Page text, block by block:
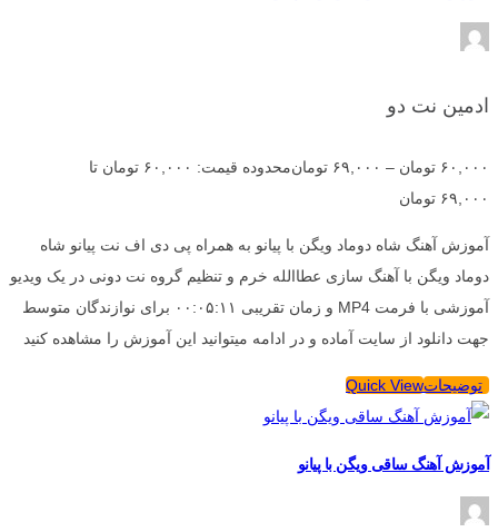
ادمین نت دو
۶۰,۰۰۰ تومان – ۶۹,۰۰۰ تومان
محدوده قیمت: ۶۰,۰۰۰ تومان تا
۶۹,۰۰۰ تومان
آموزش آهنگ شاه دوماد ویگن با پیانو به همراه پی دی اف نت پیانو شاه
دوماد ویگن با آهنگ سازی عطاالله خرم و تنظیم گروه نت دونی در یک ویدیو
آموزشی با فرمت MP4 و زمان تقریبی ۰۰:۰۵:۱۱ برای نوازندگان متوسط
جهت دانلود از سایت آماده و در ادامه میتوانید این آموزش را مشاهده کنید
توضیحاتQuick View
آموزش آهنگ ساقی ویگن با پیانو